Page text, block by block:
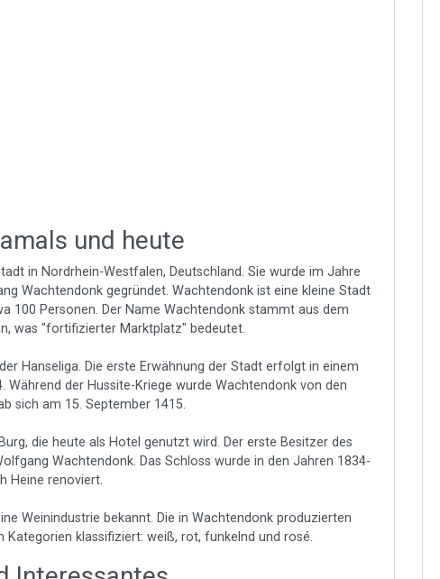
und heute
in Nordrhein-Westfalen, Deutschland. Sie wurde im Jahre
Wachtendonk gegründet. Wachtendonk ist eine kleine Stadt
100 Personen. Der Name Wachtendonk stammt aus dem
was "fortifizierter Marktplatz" bedeutet.
Hanseliga. Die erste Erwähnung der Stadt erfolgt in einem
Während der Hussite-Kriege wurde Wachtendonk von den
sich am 15. September 1415.
die heute als Hotel genutzt wird. Der erste Besitzer des
Wachtendonk. Das Schloss wurde in den Jahren 1834-
Heine renoviert.
Weinindustrie bekannt. Die in Wachtendonk produzierten
Kategorien klassifiziert: weiß, rot, funkelnd und rosé.